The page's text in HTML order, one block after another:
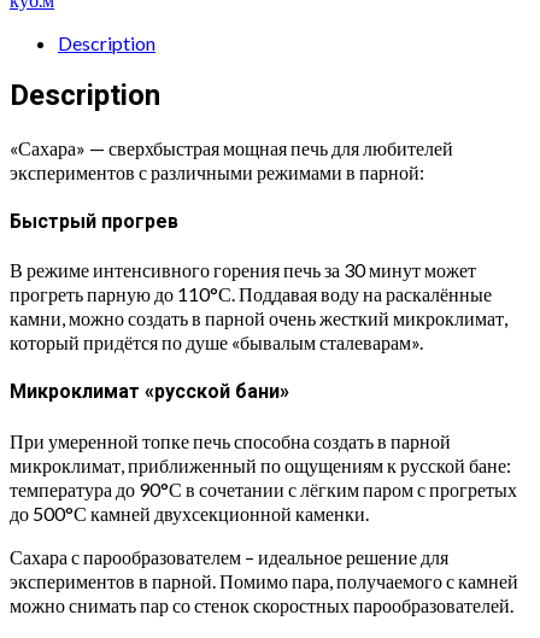
ЛКП
Профи
quantity
Description
Description
«Сахара» — сверхбыстрая мощная печь для любителей
экспериментов с различными режимами в парной:
Быстрый прогрев
В режиме интенсивного горения печь за 30 минут может
прогреть парную до 110°С. Поддавая воду на раскалённые
камни, можно создать в парной очень жесткий микроклимат,
который придётся по душе «бывалым сталеварам».
Микроклимат «русской бани»
При умеренной топке печь способна создать в парной
микроклимат, приближенный по ощущениям к русской бане:
температура до 90°С в сочетании с лёгким паром с прогретых
до 500°С камней двухсекционной каменки.
Сахара с парообразователем – идеальное решение для
экспериментов в парной. Помимо пара, получаемого с камней
можно снимать пар со стенок скоростных парообразователей.